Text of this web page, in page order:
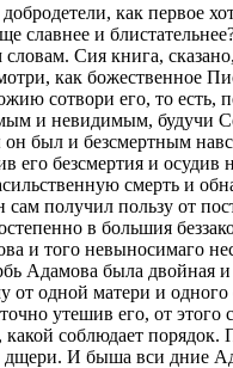
как первое
славнее и
Сия книга,
как божественное
сотвори его, то есть,
и невидимым, будучи
и безсмертным
его безсмертия и
смерть и
получил пользу от
в большия
и того невыносимаго
Адамова была
одной матери и одного
утешив его, от
соблюдает
И быша вси дние